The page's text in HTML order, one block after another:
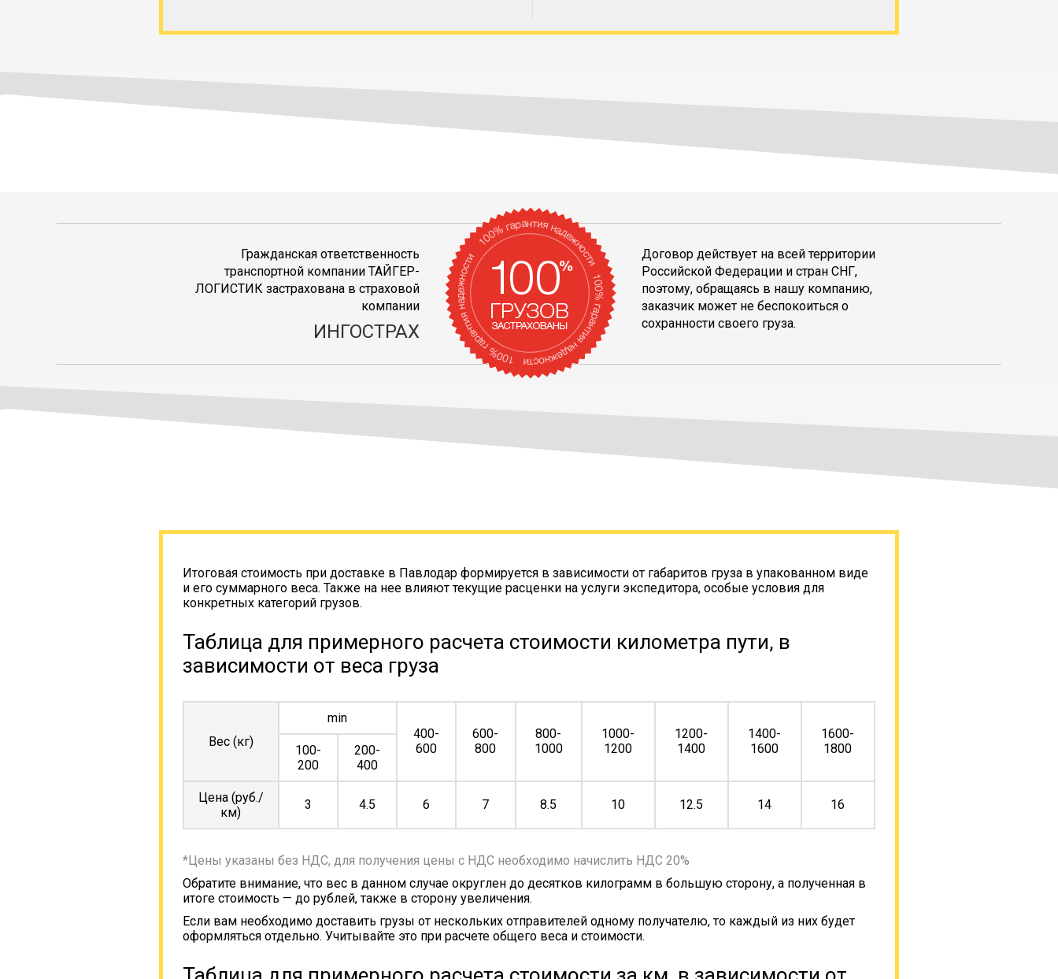
Гражданская ответственность
транспортной компании ТАЙГЕР-
ЛОГИСТИК застрахована в страховой
компании
ИНГОСТРАХ
Договор действует на всей территории
Российской Федерации и стран СНГ,
поэтому, обращаясь в нашу компанию,
заказчик может не беспокоиться о
сохранности своего груза.
Итоговая стоимость при доставке в Павлодар формируется в зависимости от габаритов груза в упакованном виде
и его суммарного веса. Также на нее влияют текущие расценки на услуги экспедитора, особые условия для
конкретных категорий грузов.
Таблица для примерного расчета стоимости километра пути, в
зависимости от веса груза
Вес (кг)
min
400-
600
600-
800
800-
1000
1000-
1200
1200-
1400
1400-
1600
1600-
1800
100-
200
200-
400
Цена (руб./
км)
3 4.5 6 7 8.5 10 12.5 14 16
*Цены указаны без НДС, для получения цены с НДС необходимо начислить НДС 20%
Обратите внимание, что вес в данном случае округлен до десятков килограмм в большую сторону, а полученная в
итоге стоимость — до рублей, также в сторону увеличения.
Если вам необходимо доставить грузы от нескольких отправителей одному получателю, то каждый из них будет
оформляться отдельно. Учитывайте это при расчете общего веса и стоимости.